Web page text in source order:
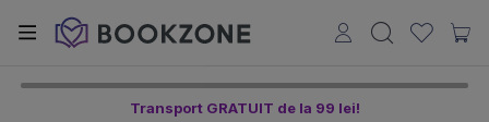
Transport GRATUIT de la 99 lei!